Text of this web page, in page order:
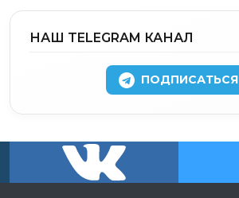
НАШ TELEGRAM КАНАЛ
ПОДПИСАТЬСЯ